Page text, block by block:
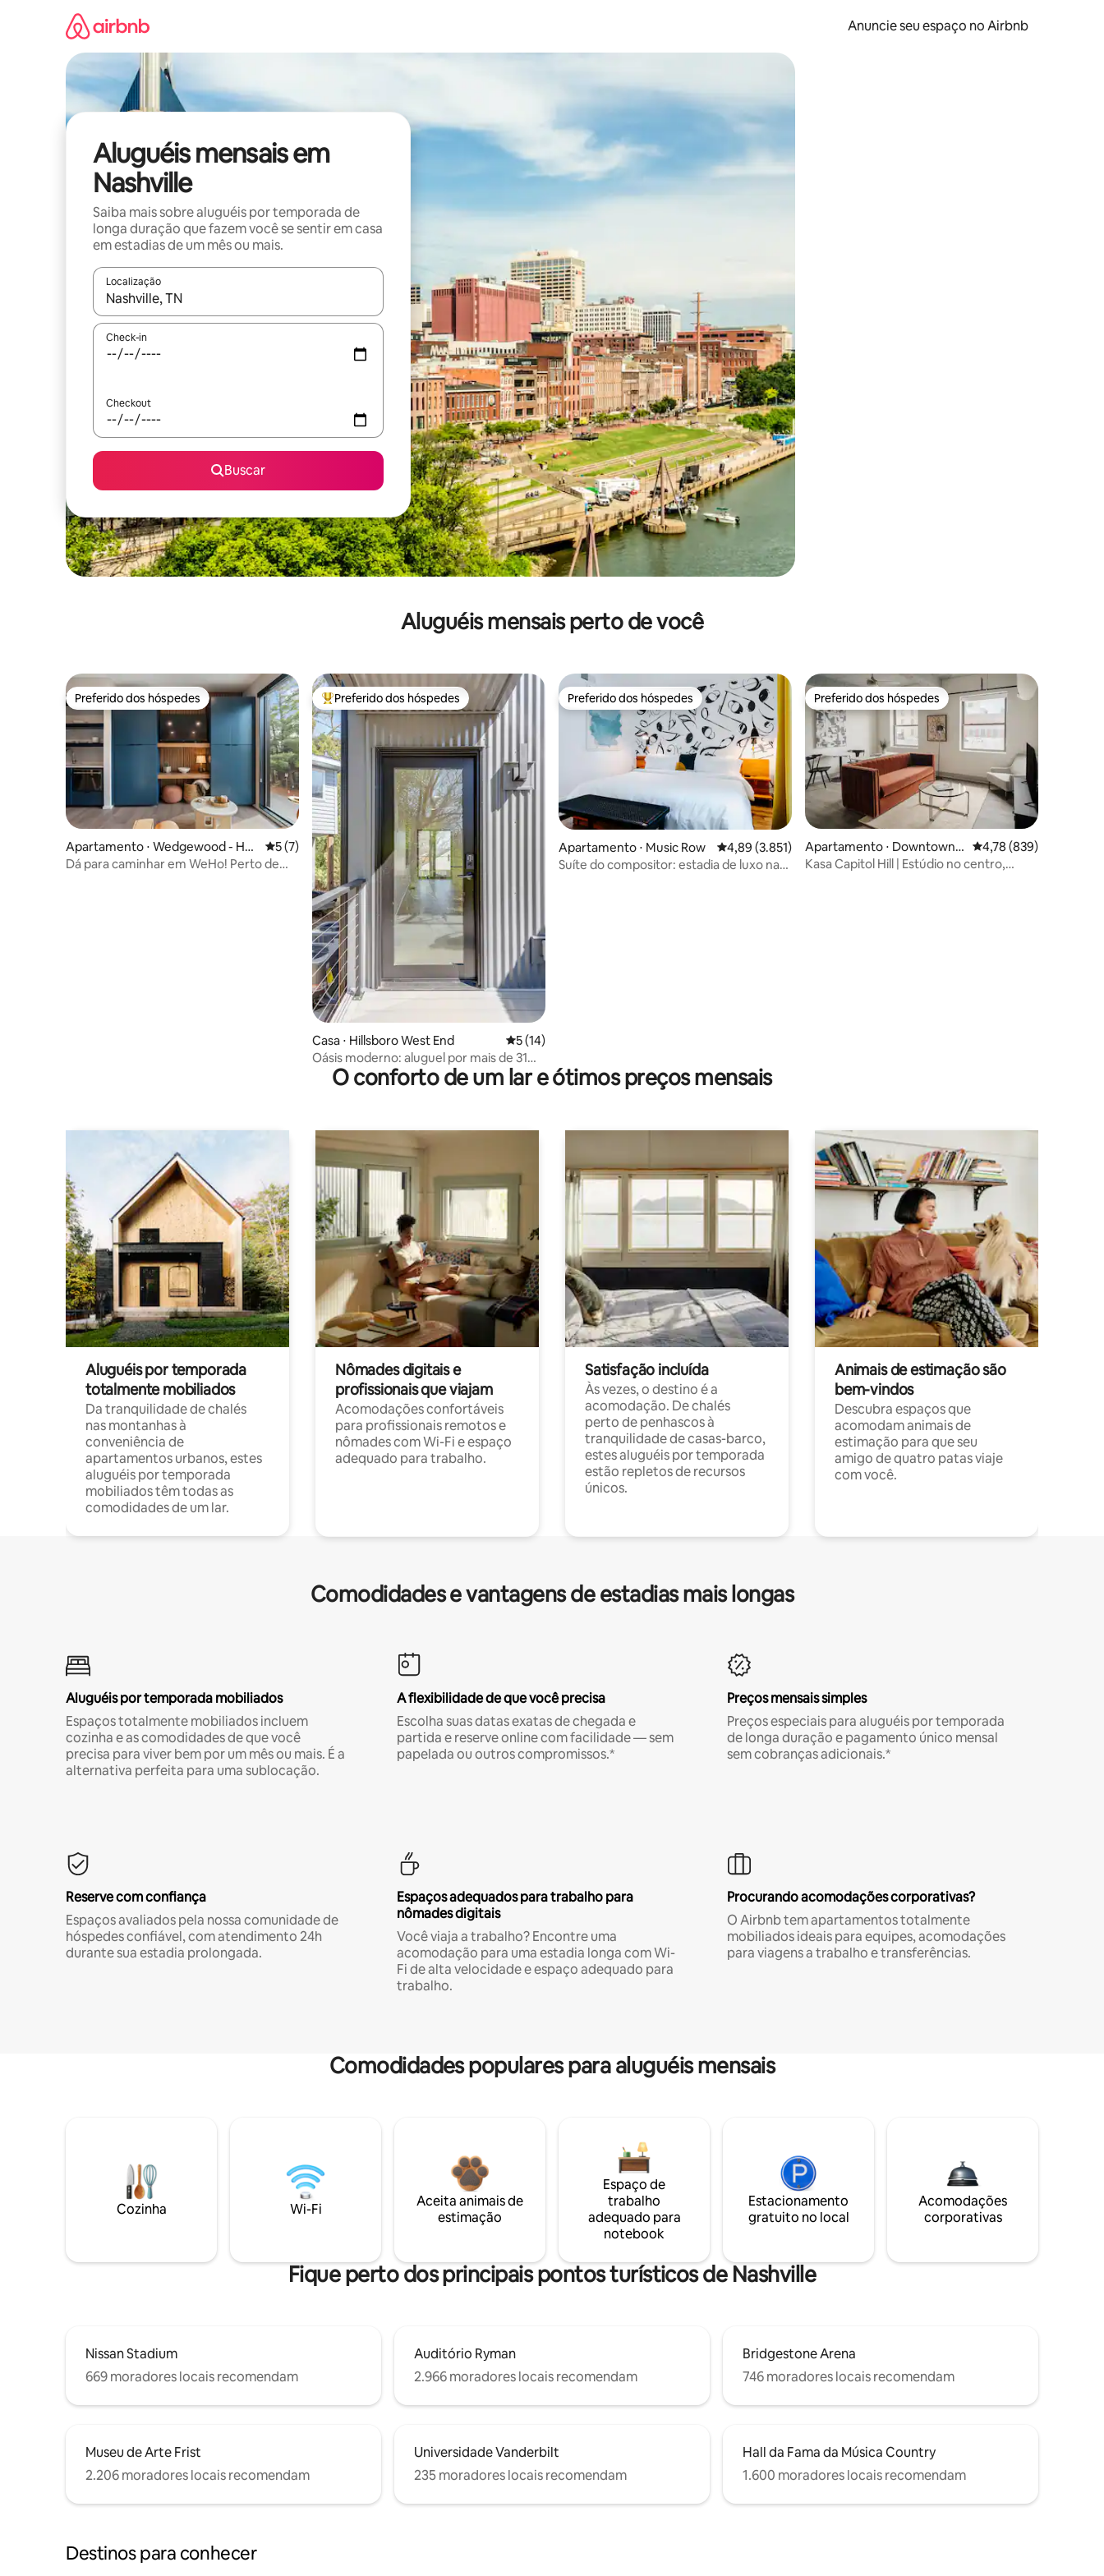
Anuncie seu espaço no Airbnb
Aluguéis mensais em
Nashville
Saiba mais sobre aluguéis por temporada de
longa duração que fazem você se sentir em casa
em estadias de um mês ou mais.
Localização
Quando os resultados estiverem disponíveis, explore-os usando as seta para cima e para baixo do teclado ou tocando e deslizando o dedo na tela.
Check-in
Checkout
Buscar
Aluguéis mensais perto de você
Preferido dos hóspedes
Preferido dos hóspedes
Apartamento ⋅ Wedgewood - Ho
uston
5 de uma avaliação média de 5, 7 avaliações
5 (7)
Dá para caminhar em WeHo! Perto de
Entre os melhores preferidos dos hóspedes
Preferido dos hóspedes
Casa ⋅ Hillsboro West End 5 de uma avaliação média de 5, 14 avaliações
5 (14)
Oásis moderno: aluguel por mais de 31
dias em West End/Vandy
Preferido dos hóspedes
Preferido dos hóspedes
Apartamento ⋅ Music Row 4,89 de uma avaliação média de 5, 3.851 avaliações
4,89 (3.851)
Suíte do compositor: estadia de luxo na
Preferido dos hóspedes
Preferido dos hóspedes
Apartamento ⋅ Downtown
Nashville
4,78 de uma avaliação
4,78 (839)
Kasa Capitol Hill | Estúdio no centro,
O conforto de um lar e ótimos preços mensais
Aluguéis por temporada
totalmente mobiliados
Da tranquilidade de chalés
nas montanhas à
conveniência de
apartamentos urbanos, estes
aluguéis por temporada
mobiliados têm todas as
comodidades de um lar.
Nômades digitais e
profissionais que viajam
Acomodações confortáveis
para profissionais remotos e
nômades com Wi-Fi e espaço
adequado para trabalho.
Satisfação incluída
Às vezes, o destino é a
acomodação. De chalés
perto de penhascos à
tranquilidade de casas-barco,
estes aluguéis por temporada
estão repletos de recursos
únicos.
Animais de estimação são
bem-vindos
Descubra espaços que
acomodam animais de
estimação para que seu
amigo de quatro patas viaje
com você.
Comodidades e vantagens de estadias mais longas
Aluguéis por temporada mobiliados
Espaços totalmente mobiliados incluem
cozinha e as comodidades de que você
precisa para viver bem por um mês ou mais. É a
alternativa perfeita para uma sublocação.
A flexibilidade de que você precisa
Escolha suas datas exatas de chegada e
partida e reserve online com facilidade — sem
papelada ou outros compromissos.*
Preços mensais simples
Preços especiais para aluguéis por temporada
de longa duração e pagamento único mensal
sem cobranças adicionais.*
Reserve com confiança
Espaços avaliados pela nossa comunidade de
hóspedes confiável, com atendimento 24h
durante sua estadia prolongada.
Espaços adequados para trabalho para
nômades digitais
Você viaja a trabalho? Encontre uma
acomodação para uma estadia longa com Wi-
Fi de alta velocidade e espaço adequado para
trabalho.
Procurando acomodações corporativas?
O Airbnb tem apartamentos totalmente
mobiliados ideais para equipes, acomodações
para viagens a trabalho e transferências.
Comodidades populares para aluguéis mensais
Cozinha Wi-Fi
Aceita animais de
estimação
Espaço de
trabalho
adequado para
notebook
Estacionamento
gratuito no local
Acomodações
corporativas
Fique perto dos principais pontos turísticos de Nashville
Nissan Stadium
669 moradores locais recomendam
Auditório Ryman
2.966 moradores locais recomendam
Bridgestone Arena
746 moradores locais recomendam
Museu de Arte Frist
2.206 moradores locais recomendam
Universidade Vanderbilt
235 moradores locais recomendam
Hall da Fama da Música Country
1.600 moradores locais recomendam
Destinos para conhecer